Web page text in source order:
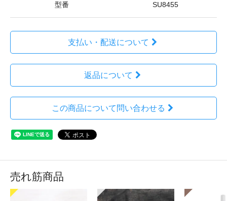
型番 SU8455
支払い・配送について
返品について
この商品について問い合わせる
売れ筋商品